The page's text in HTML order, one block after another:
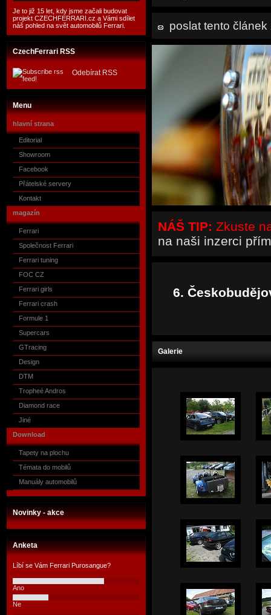
Je to již 15 let, kdy jsme začali budovat
projekt CZECHFERRARI.cz a Vámi sdílet
náš pohled na svět automobilů Ferrari.
CzechFerrari RSS
Odebírat RSS
Menu
hlavní strana
Editorial
Showroom
Facebook
Přátelské servery
Kontakt
magazín
Ferrari
Společnost Ferrari
Ferrari tuning
FOC CZ
Ferrari girls
Ferrari crash
Formule 1
Supercars
GTracing
Design
DTM
Tropheé Andros
Diamond race
Jiné
Download
Tapety na plochu
Témata do mobilů
Manuály automobilů
Novinky - akce
Anketa
Líbí se Vám Ferrari Purosangue?
Ano
Ne
poslat tento
NÁŠ TIP: Zkuste
na naši inzerci
6.
Galerie